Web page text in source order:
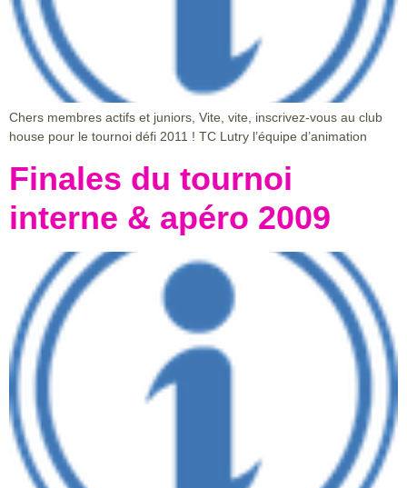
Chers membres actifs et juniors, Vite, vite, inscrivez-vous au club
house pour le tournoi défi 2011 ! TC Lutry l’équipe d’animation
Finales du tournoi
interne & apéro 2009